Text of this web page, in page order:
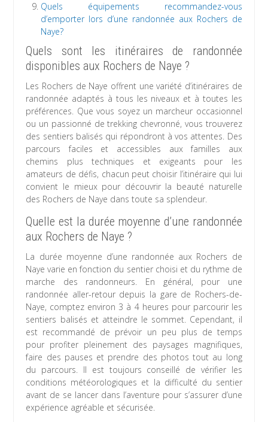
Quels équipements recommandez-vous
d’emporter lors d’une randonnée aux Rochers de
Naye?
Quels sont les itinéraires de randonnée
disponibles aux Rochers de Naye ?
Les Rochers de Naye offrent une variété d’itinéraires de
randonnée adaptés à tous les niveaux et à toutes les
préférences. Que vous soyez un marcheur occasionnel
ou un passionné de trekking chevronné, vous trouverez
des sentiers balisés qui répondront à vos attentes. Des
parcours faciles et accessibles aux familles aux
chemins plus techniques et exigeants pour les
amateurs de défis, chacun peut choisir l’itinéraire qui lui
convient le mieux pour découvrir la beauté naturelle
des Rochers de Naye dans toute sa splendeur.
Quelle est la durée moyenne d’une randonnée
aux Rochers de Naye ?
La durée moyenne d’une randonnée aux Rochers de
Naye varie en fonction du sentier choisi et du rythme de
marche des randonneurs. En général, pour une
randonnée aller-retour depuis la gare de Rochers-de-
Naye, comptez environ 3 à 4 heures pour parcourir les
sentiers balisés et atteindre le sommet. Cependant, il
est recommandé de prévoir un peu plus de temps
pour profiter pleinement des paysages magnifiques,
faire des pauses et prendre des photos tout au long
du parcours. Il est toujours conseillé de vérifier les
conditions météorologiques et la difficulté du sentier
avant de se lancer dans l’aventure pour s’assurer d’une
expérience agréable et sécurisée.